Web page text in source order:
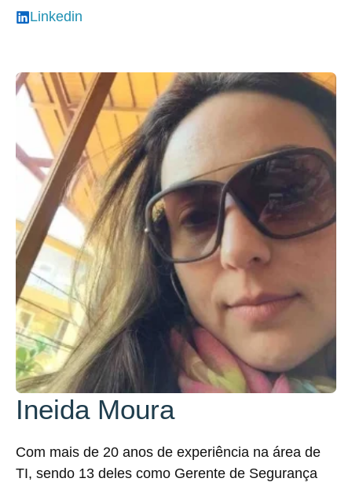
Linkedin
Ineida Moura
Com mais de 20 anos de experiência na área de
TI, sendo 13 deles como Gerente de Segurança